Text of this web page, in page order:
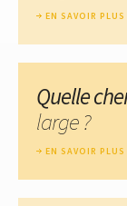
EN SAVOIR PLUS
Quelle
large ?
EN SAVOIR PLUS